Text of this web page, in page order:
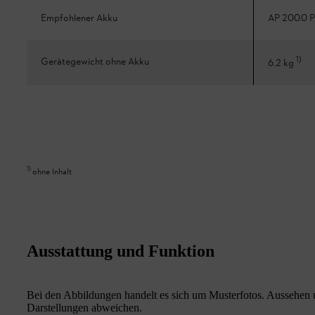
Empfohlener Akku AP 200.0 P
Gerätegewicht ohne Akku 6.2 kg 1)
1) ohne Inhalt
Ausstattung und Funktion
Bei den Abbildungen handelt es sich um Musterfotos.
Darstellungen abweichen.